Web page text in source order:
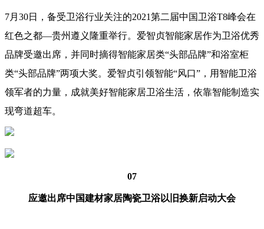
7月30日，备受卫浴行业关注的2021第二届中国卫浴T8峰会在
红色之都—贵州遵义隆重举行。爱智贞智能家居作为卫浴优秀
品牌受邀出席，并同时摘得智能家居类“头部品牌”和浴室柜
类“头部品牌”两项大奖。爱智贞引领智能“风口”，用智能卫浴
领军者的力量，成就美好智能家居卫浴生活，依靠智能制造实
现弯道超车。
07
应邀出席中国建材家居陶瓷卫浴以旧换新启动大会